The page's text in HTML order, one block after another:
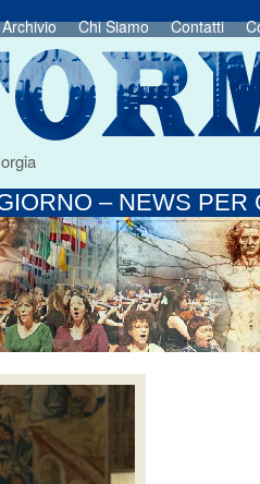
Archivio Chi Siamo Contatti
– NEWS PER